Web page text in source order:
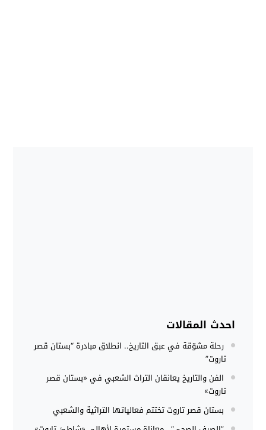
احدث المقالات
رحلة مشوّقة في عبق التاريخ.. انطلاق مبادرة “بستان قصر
تاروت”
الفن والتاريخ يعانقان التراث الشعبي في «بستان قصر
تاروت»
بستان قصر تاروت تختتم فعالياتها التراثية والشعبي